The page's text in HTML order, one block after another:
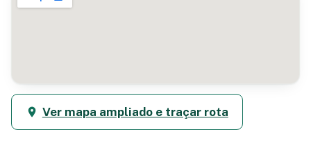
Ver mapa ampliado e traçar rota